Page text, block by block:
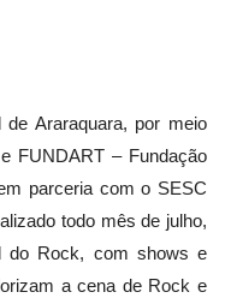
de Araraquara, por meio
FUNDART – Fundação
parceria com o SESC
todo mês de julho,
do Rock, com shows e
a cena de Rock e